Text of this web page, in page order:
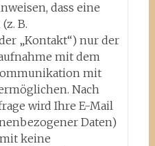
dass eine
B.
„Kontakt“) nur der
mit dem
mit
Nach
wird Ihre E-Mail
Daten)
keine